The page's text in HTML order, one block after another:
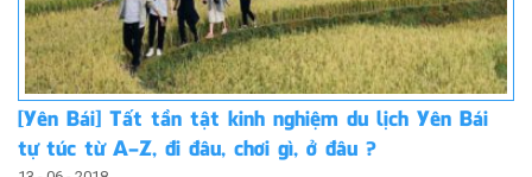
[Yên Bái] Tất tần tật kinh nghiệm du lịch Yên Bái
tự túc từ A-Z, đi đâu, chơi gì, ở đâu ?